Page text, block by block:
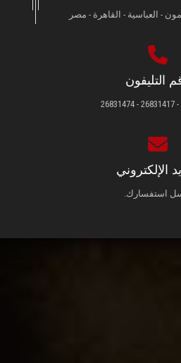
- العباسية - القاهرة - مصر
التليفون
الإلكتروني
استفسارك.